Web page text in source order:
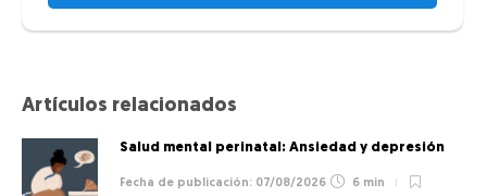
Artículos relacionados
Salud mental perinatal: Ansiedad y depresión
07/08/2026 6 min